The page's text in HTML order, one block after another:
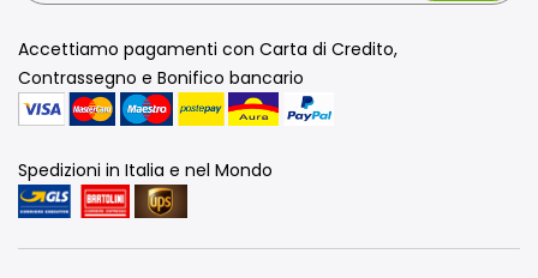
Accettiamo pagamenti con Carta di Credito,
Contrassegno e Bonifico bancario
Spedizioni in Italia e nel Mondo